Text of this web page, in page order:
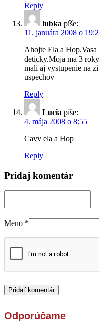
Reply
lubka píše:
11. januára 2008 o
Ahojte Ela a
deticky.Moja ma 3
mali aj vystupenie na
uspechov
Reply
Lucia píše:
4. mája 2008 o 8:55
Cavv ela a Hop
Reply
Pridaj komentár
Meno *
Odporúčame